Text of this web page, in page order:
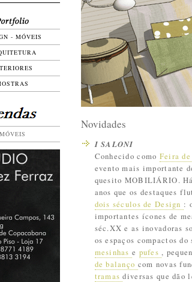
- MÓVEIS
MÓVEIS
Novidades
I SALONI
Conhecido como Feira
evento mais importante
quesito MOBILIÁRIO.
anos que os destaques
dois séculos de Design :
importantes ícones de
séc.XX e as inovadoras
os espaços compactos
mesinhase pufes,
de balanço com novas
tramasdiversas que dão